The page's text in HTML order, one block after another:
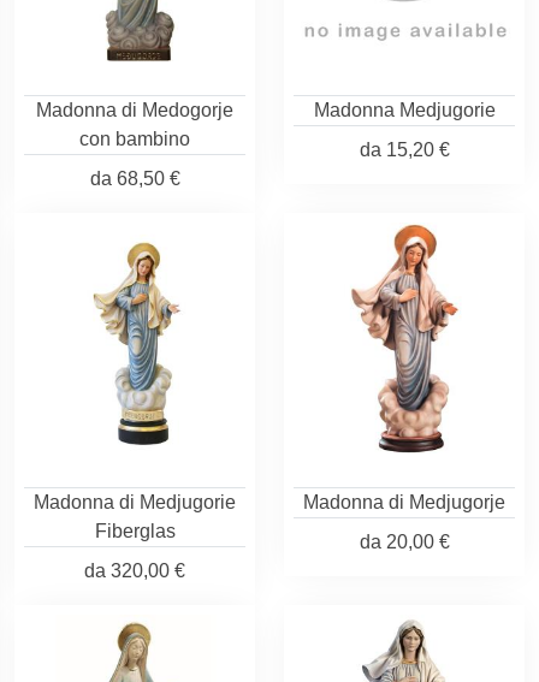
Madonna di Medogorje
con bambino
da 68,50 €
Madonna Medjugorie
da 15,20 €
Madonna di Medjugorie
Fiberglas
da 320,00 €
Madonna di Medjugorje
da 20,00 €